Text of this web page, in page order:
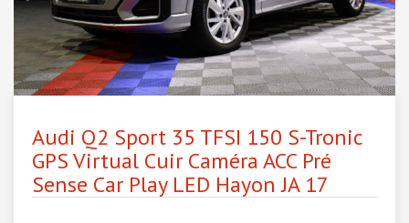
Audi Q2 Sport 35 TFSI 150 S-Tronic
GPS Virtual Cuir Caméra ACC Pré
Sense Car Play LED Hayon JA 17